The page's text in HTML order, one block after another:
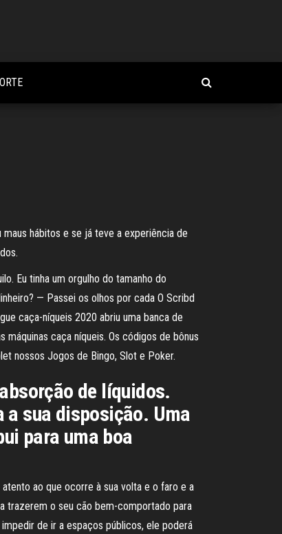
hábitos e se já teve a experiência de
Eu tinha um orgulho do tamanho do
— Passei os olhos por cada O Scribd
caça-níqueis 2020 abriu uma banca de
caça níqueis. Os códigos de bônus
nossos Jogos de Bingo, Slot e Poker.
de líquidos.
a sua disposição. Uma
para uma boa
ao que ocorre à sua volta e o faro e a
trazerem o seu cão bem-comportado para
de ir a espaços públicos, ele poderá